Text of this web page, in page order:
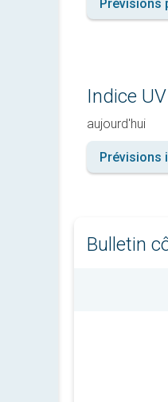
Prévisions
Indice UV
aujourd'hui
Prévisions
Bulletin